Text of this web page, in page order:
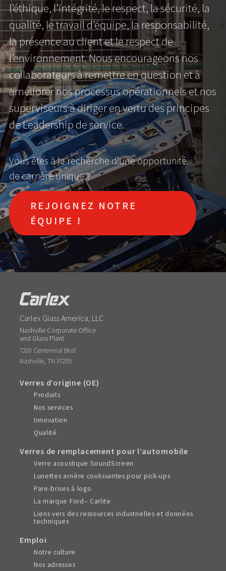
l’éthique, l’intégrité, le respect, la sécurité, la
qualité, le travail d’équipe, la responsabilité,
la présence au client et le respect de
l’environnement. Nous encourageons nos
collaborateurs à remettre en question et à
améliorer nos processus opérationnels et nos
superviseurs à diriger en vertu des principes
de Leadership de service.
Vous êtes à la recherche d’une opportunité
de carrière unique ?
REJOIGNEZ NOTRE
ÉQUIPE !
Carlex Glass America, LLC
Nashville Corporate Office
and Glass Plant
7200 Centennial Blvd
Nashville,TN 37209
Verres d’origine (OE)
Produits
Nos services
Innovation
Qualité
Verres de remplacement pour l’automobile
Verre acoustique SoundScreen
Lunettes arrière coulissantes pour pick-ups
Pare-brises à logo
La marque Ford– Carlite
Liens vers des ressources industrielles et données
techniques
Emploi
Notre culture
Nos adresses